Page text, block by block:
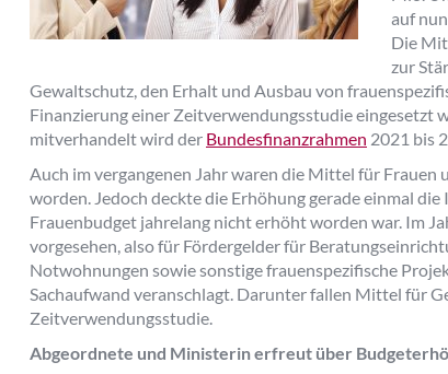
auf
Die
zur
Gewaltschutz, den Erhalt und Ausbau von
Finanzierung einer Zeitverwendungsstudie eingesetzt
mitverhandelt wird der Bundesfinanzrahmen 2021 bis
Auch im vergangenen Jahr waren die Mittel für
worden. Jedoch deckte die Erhöhung gerade einmal
Frauenbudget jahrelang nicht erhöht worden war. Im
vorgesehen, also für Fördergelder für
Notwohnungen sowie sonstige frauenspezifische
Sachaufwand veranschlagt. Darunter fallen Mittel für
Zeitverwendungsstudie.
Abgeordnete und Ministerin erfreut über